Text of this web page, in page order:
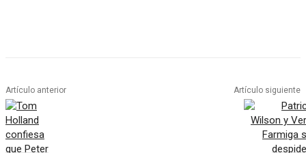
Artículo anterior Artículo siguiente